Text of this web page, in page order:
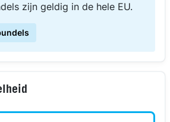
zijn geldig in de hele EU.